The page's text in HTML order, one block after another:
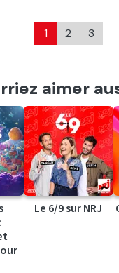
1 2 3
aimer
Le 6/9 sur NRJ